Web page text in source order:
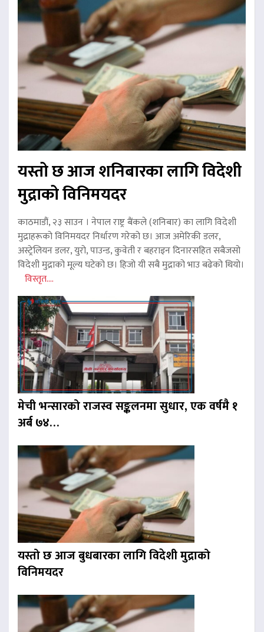
यस्तो छ आज शनिबारका लागि विदेशी
मुद्राको विनिमयदर
काठमाडौं, २३ साउन । नेपाल राष्ट्र बैंकले (शनिबार) का लागि विदेशी
मुद्राहरूको विनिमयदर निर्धारण गरेको छ। आज अमेरिकी डलर,
अस्ट्रेलियन डलर, युरो, पाउन्ड, कुवेती र बहराइन दिनारसहित सबैजसो
विदेशी मुद्राको मूल्य घटेको छ। हिजो यी सबै मुद्राको भाउ बढेको थियो।
विस्तृत....
मेची भन्सारको राजस्व सङ्कलनमा सुधार, एक वर्षमै १
अर्ब ७४…
यस्तो छ आज बुधबारका लागि विदेशी मुद्राको
विनिमयदर